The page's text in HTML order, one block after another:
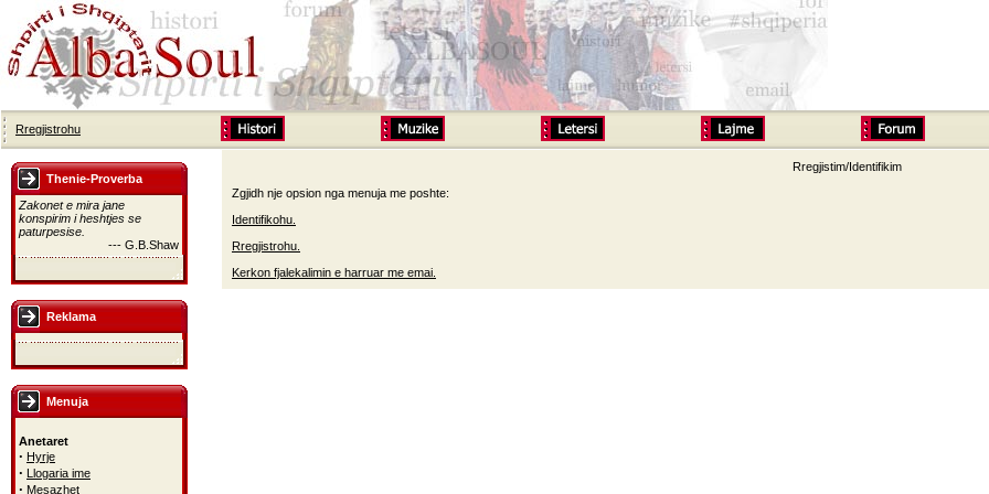
Rregjistrohu
Thenie-Proverba
Zakonet e mira jane
konspirim i heshtjes se
paturpesise.
--- G.B.Shaw
Reklama
Menuja
Anetaret
· Hyrje
· Llogaria ime
· Mesazhet
Rregjistim/Identifikim
Zgjidh nje opsion nga menuja me poshte:
Identifikohu.
Rregjistrohu.
Kerkon fjalekalimin e harruar me emai.